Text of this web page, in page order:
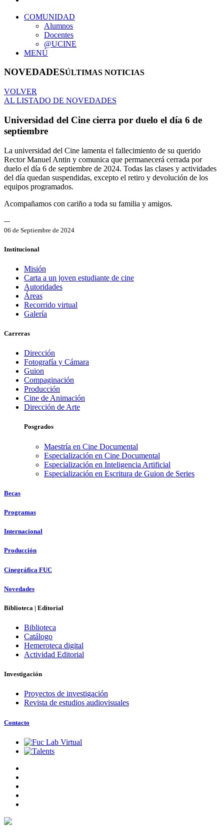
COMUNIDAD
Alumnos
Docentes
@UCINE
MENÚ
NOVEDADESÚLTIMAS NOTICIAS
VOLVER
AL LISTADO DE NOVEDADES
Universidad del Cine cierra por duelo el día 6 de
septiembre
La universidad del Cine lamenta el fallecimiento de su querido
Rector Manuel Antin y comunica que permanecerá cerrada por
duelo el día 6 de septiembre de 2024. Todas las clases y actividades
del día quedan suspendidas, excepto el retiro y devolución de los
equipos programados.
Acompañamos con cariño a toda su familia y amigos.
---
06 de Septiembre de 2024
Institucional
Misión
Carta a un joven estudiante de cine
Autoridades
Áreas
Recorrido virtual
Galería
Carreras
Dirección
Fotografía y Cámara
Guion
Compaginación
Producción
Cine de Animación
Dirección de Arte
Posgrados
Maestría en Cine Documental
Especialización en Cine Documental
Especialización en Inteligencia Artificial
Especialización en Escritura de Guion de Series
Becas
Programas
Internacional
Producción
Cinegráfica FUC
Novedades
Biblioteca | Editorial
Biblioteca
Catálogo
Hemeroteca digital
Actividad Editorial
Investigación
Proyectos de investigación
Revista de estudios audiovisuales
Contacto